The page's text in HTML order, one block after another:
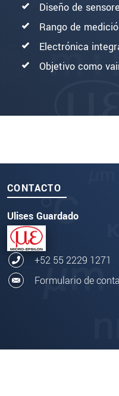
Diseño de
Rango de
Electrónica
Objetivo como
CONTACTO
Ulises Guardado
+52 55 2229 1271
Formulario de